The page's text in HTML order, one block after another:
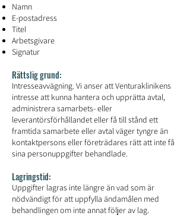
Namn
E-postadress
Titel
Arbetsgivare
Signatur
Rättslig grund:
Intresseavvägning. Vi anser att Venturaklinikens
intresse att kunna hantera och upprätta avtal,
administrera samarbets- eller
leverantörsförhållandet eller få till stånd ett
framtida samarbete eller avtal väger tyngre än
kontaktpersons eller företrädares rätt att inte få
sina personuppgifter behandlade.
Lagringstid:
Uppgifter lagras inte längre än vad som är
nödvändigt för att uppfylla ändamålen med
behandlingen om inte annat följer av lag.